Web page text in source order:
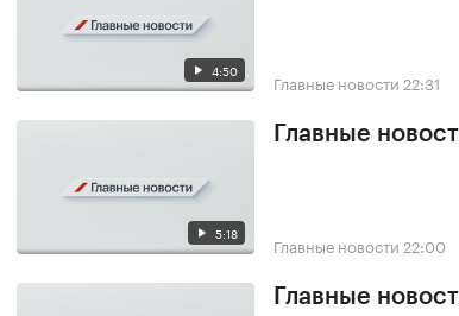
4:50 Главные новости 22:31
5:18
Главные
Главные новости 22:00
Главные